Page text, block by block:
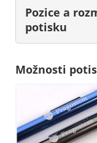
Pozice a
potisku
Možnosti